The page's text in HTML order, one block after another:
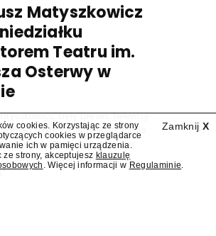
Matyszkowicz
Teatru im.
Osterwy w
były prezes Telewizji
10 sierpnia obejmie
dyrektora Teatru im. Juliusza
Lublinie – dowiedział się
Zamknij X
cookies. Korzystając ze strony
cookies w przeglądarce
ich w pamięci urządzenia.
ze strony, akceptujesz klauzulę
. Więcej informacji w Regulaminie.